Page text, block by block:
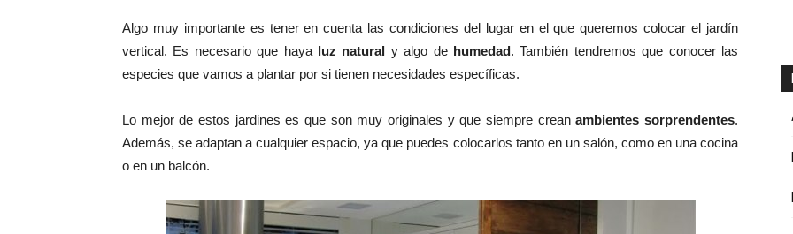
Algo muy importante es tener en cuenta las condiciones del lugar en el que queremos colocar el jardín
vertical. Es necesario que haya luz natural y algo de humedad. También tendremos que conocer las
especies que vamos a plantar por si tienen necesidades específicas.
Lo mejor de estos jardines es que son muy originales y que siempre creanambientes sorprendentes.
Además, se adaptan a cualquier espacio, ya que puedes colocarlos tanto en un salón, como en una cocina
o en un balcón.